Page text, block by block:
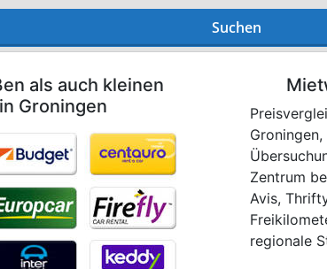
Suchen
als auch kleinen
Groningen
Zentrum
Avis,
regionale